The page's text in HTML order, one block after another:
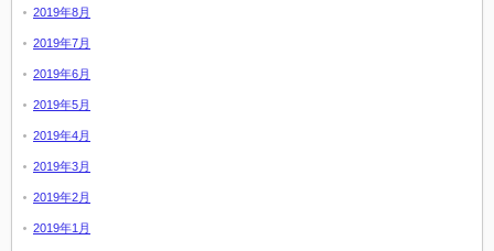
2019年8月
2019年7月
2019年6月
2019年5月
2019年4月
2019年3月
2019年2月
2019年1月